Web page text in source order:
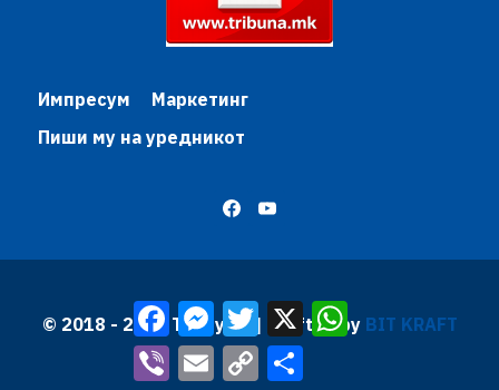
Импресум
Маркетинг
Пиши му на уредникот
© 2018 - 2026 Трибуна | Krafted by BIT KRAFT
FacebookMessenger
TwitterX
Viber
Email Copy
Link